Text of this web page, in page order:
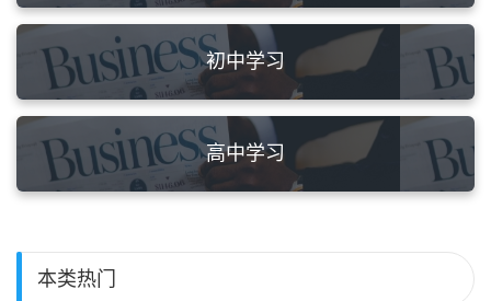
初中学习
高中学习
本类热门